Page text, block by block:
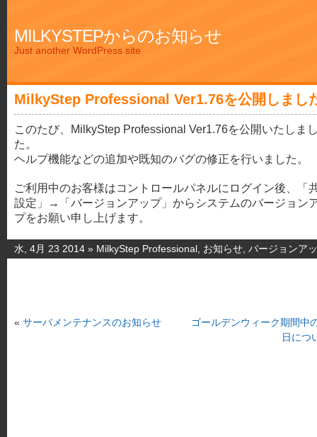
MILKYSTEPからのお知らせ
Just another WordPress site
MilkyStep Professional Ver1.76を公開しまし
このたび、MilkyStep Professional Ver1.76を公開いたしま
た。
ヘルプ機能などの追加や既知のバグの修正を行いました。
ご利用中のお客様はコントロールパネルにログイン後、「
設定」→「バージョンアップ」からシステムのバージョン
プをお願い申し上げます。
水, 4月 23 2014 » MilkyStep Professional お知らせ バージョンア
« サーバメンテナンスのお知らせ
ゴールデンウィーク期間中
日につ